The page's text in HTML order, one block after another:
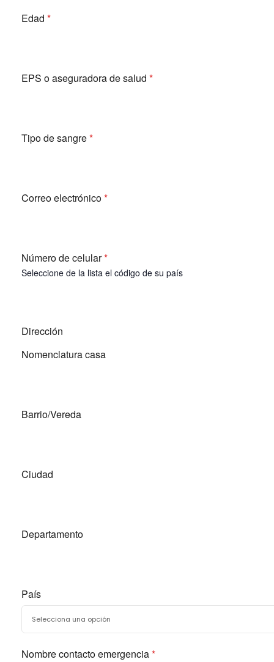
Edad *
EPS o aseguradora de salud *
Tipo de sangre*
Correo electrónico*
Número de celular*
Seleccione de la lista el código de su país
Dirección
Nomenclatura casa
Barrio/Vereda
Ciudad
Departamento
País
Nombre contacto emergencia*